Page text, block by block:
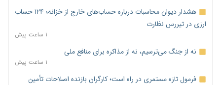
هشدار دیوان محاسبات درباره حساب‌های خارج از خزانه؛ ۱۲۴ حساب
ارزی در تیررس نظارت
۱ ساعت پیش
نه از جنگ می‌ترسیم، نه از مذاکره برای منافع ملی
۱ ساعت پیش
فرمول تازه مستمری در راه است؛ کارگران بازنده اصلاحات تأمین